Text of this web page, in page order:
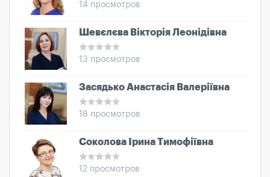
14 просмотров
Шевєлєва Вікторія Леонідівна
13 просмотров
Засядько Анастасія Валеріївна
18 просмотров
Соколова Ірина Тимофіївна
12 просмотров